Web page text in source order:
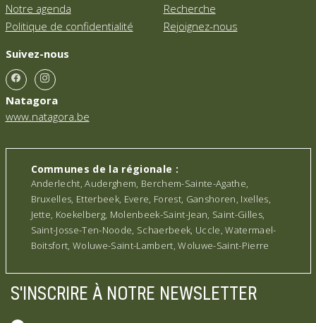
Notre agenda
Politique de confidentialité
Recherche
Rejoignez-nous
Suivez-nous
Natagora
www.natagora.be
Communes de la régionale :
Anderlecht, Auderghem, Berchem-Sainte-Agathe,
Bruxelles, Etterbeek, Evere, Forest, Ganshoren, Ixelles,
Jette, Koekelberg, Molenbeek-Saint-Jean, Saint-Gilles,
Saint-Josse-Ten-Noode, Schaerbeek, Uccle, Watermael-
Boitsfort, Woluwe-Saint-Lambert, Woluwe-Saint-Pierre
S'INSCRIRE À NOTRE NEWSLETTER